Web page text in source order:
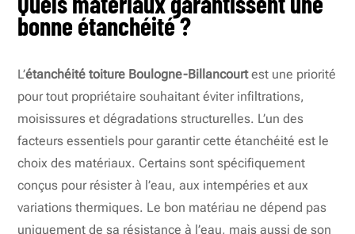
bonne étanchéité ?
L’étanchéité toiture Boulogne-Billancourtest une priorité
pour tout propriétaire souhaitant éviter infiltrations,
moisissures et dégradations structurelles. L’un des
facteurs essentiels pour garantir cette étanchéité est le
choix des matériaux. Certains sont spécifiquement
conçus pour résister à l’eau, aux intempéries et aux
variations thermiques. Le bon matériau ne dépend pas
uniquement de sa résistance à l’eau, mais aussi de son